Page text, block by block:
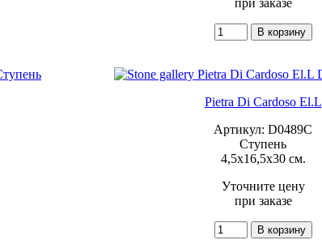
Pietra Di Cardoso El.L
Артикул: D0489C
Ступень
4,5x16,5x30 см.
Уточните цену
при заказе